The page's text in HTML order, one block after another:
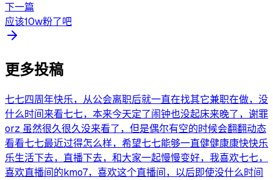
下一篇
应该10w粉了吧
更多投稿
七七四周年快乐，从公会离职后就一直在找其它兼职在做，没
什么时间来看七七，本来今天定了闹钟也没起床来晚了，谢罪
orz 虽然很久很久没来看了，但是偶尔有空的时候会翻翻动态
看看七七最近过得怎么样，希望七七能够一直健健康康快快乐
乐生活下去，直播下去，和大家一起慢慢变好，我喜欢七七，
喜欢直播间的kmo7，喜欢这个直播间，以后即使没什么时间